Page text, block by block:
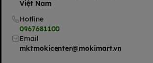
Việt Nam
Hotline
0967681100
Email
mktmokicenter@mokimart.vn